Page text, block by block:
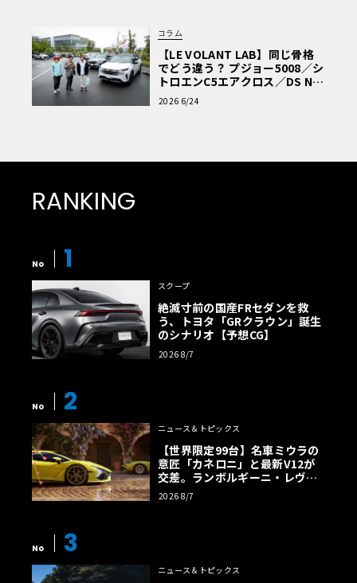
コラム
【LE VOLANT LAB】同じ骨格
でどう違う？ プジョー5008／シ
トロエンC5エアクロス／DS Nº4
読者一気乗りレポート
2026 6/24
RANKING
No 1
スクープ
絶滅寸前の国産FRセダンを救
う、トヨタ「GRクラウン」誕生
のシナリオ【予想CG】
2026 8/7
No 2
ニュース＆トピックス
【世界限定99台】名車ミウラの
意匠「カネロニ」と最新V12が
交差。ランボルギーニ・レヴエ
ルトに60周年記念車が登場
2026 8/7
No 3
ニュース＆トピックス